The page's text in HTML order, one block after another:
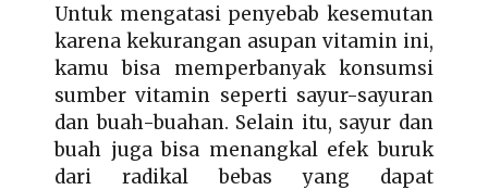
Untuk mengatasi penyebab kesemutan
karena kekurangan asupan vitamin ini,
kamu bisa memperbanyak konsumsi
sumber vitamin seperti sayur-sayuran
dan buah-buahan. Selain itu, sayur dan
buah juga bisa menangkal efek buruk
dari radikal bebas yang dapat